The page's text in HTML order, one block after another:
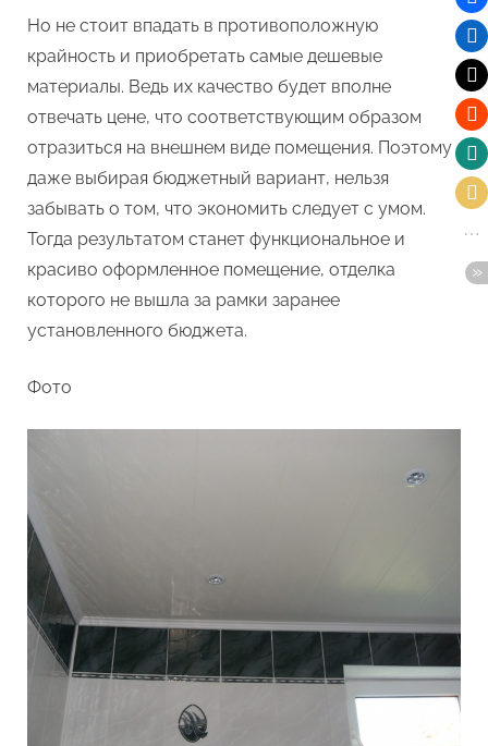
Но не стоит впадать в противоположную
крайность и приобретать самые дешевые
материалы. Ведь их качество будет вполне
отвечать цене, что соответствующим образом
отразиться на внешнем виде помещения. Поэтому
даже выбирая бюджетный вариант, нельзя
забывать о том, что экономить следует с умом.
Тогда результатом станет функциональное и
красиво оформленное помещение, отделка
которого не вышла за рамки заранее
установленного бюджета.
Фото